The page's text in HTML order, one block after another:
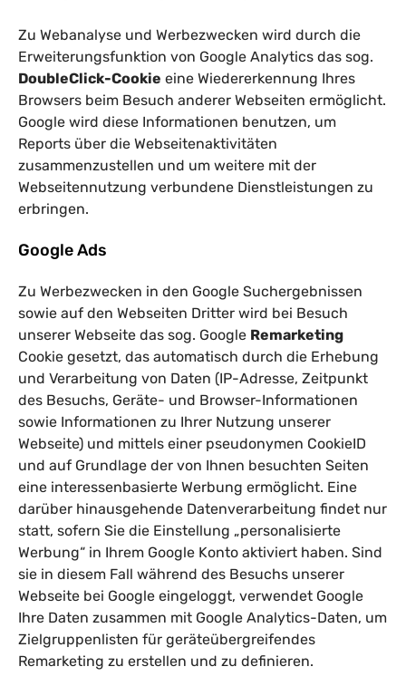
Zu Webanalyse und Werbezwecken wird durch die
Erweiterungsfunktion von Google Analytics das sog.
DoubleClick-Cookie eine Wiedererkennung Ihres
Browsers beim Besuch anderer Webseiten ermöglicht.
Google wird diese Informationen benutzen, um
Reports über die Webseitenaktivitäten
zusammenzustellen und um weitere mit der
Webseitennutzung verbundene Dienstleistungen zu
erbringen.
Google Ads
Zu Werbezwecken in den Google Suchergebnissen
sowie auf den Webseiten Dritter wird bei Besuch
unserer Webseite das sog. Google Remarketing
Cookie gesetzt, das automatisch durch die Erhebung
und Verarbeitung von Daten (IP-Adresse, Zeitpunkt
des Besuchs, Geräte- und Browser-Informationen
sowie Informationen zu Ihrer Nutzung unserer
Webseite) und mittels einer pseudonymen CookieID
und auf Grundlage der von Ihnen besuchten Seiten
eine interessenbasierte Werbung ermöglicht. Eine
darüber hinausgehende Datenverarbeitung findet nur
statt, sofern Sie die Einstellung „personalisierte
Werbung“ in Ihrem Google Konto aktiviert haben. Sind
sie in diesem Fall während des Besuchs unserer
Webseite bei Google eingeloggt, verwendet Google
Ihre Daten zusammen mit Google Analytics-Daten, um
Zielgruppenlisten für geräteübergreifendes
Remarketing zu erstellen und zu definieren.